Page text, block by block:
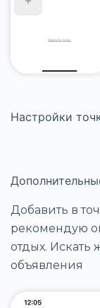
Настройки
Добавить в
рекомендую
отдых.
объявления